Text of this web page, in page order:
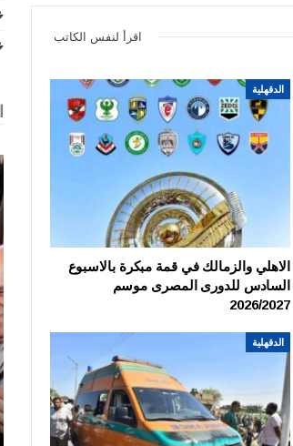
اقرأ لنفس الكاتب
الدقهلية
الاهلي والزمالك في قمة مبكرة بالاسبوع
السادس للدورى المصرى موسم
2026/2027
الدقهلية
الدقهلية